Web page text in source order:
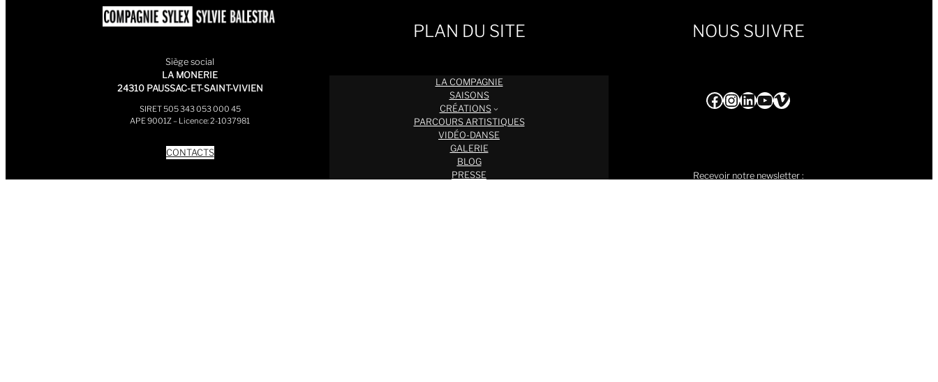
Siège social
LA MONERIE
24310 PAUSSAC-ET-SAINT-VIVIEN
SIRET 505 343 053 000 45
APE 9001Z – Licence: 2-1037981
CONTACTS
PLAN DU SITE
LA COMPAGNIE
SAISONS
CRÉATIONS
PARCOURS ARTISTIQUES
VIDÉO-DANSE
GALERIE
BLOG
PRESSE
NOUS SUIVRE
Facebook InstagramLinkedIn YouTube Vimeo
Recevoir notre newsletter :